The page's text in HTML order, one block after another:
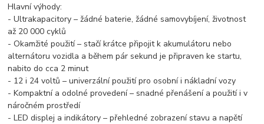
Hlavní výhody:
- Ultrakapacitory – žádné baterie, žádné samovybíjení, životnost
až 20 000 cyklů
- Okamžité použití – stačí krátce připojit k akumulátoru nebo
alternátoru vozidla a během pár sekund je připraven ke startu,
nabito do cca 2 minut
- 12 i 24 voltů – univerzální použití pro osobní i nákladní vozy
- Kompaktní a odolné provedení – snadné přenášení a použití i v
náročném prostředí
- LED displej a indikátory – přehledné zobrazení stavu a napětí